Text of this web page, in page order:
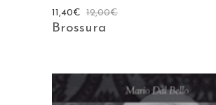
12,00€
11,40€
Brossura